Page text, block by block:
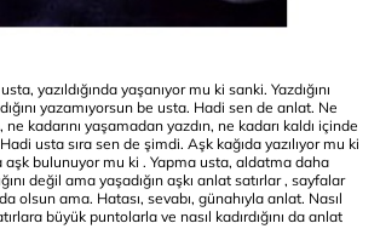
yazıldığında yaşanıyor mu ki sanki. Yazdığını
yazamıyorsun be usta. Hadi sen de anlat. Ne
ne kadarını yaşamadan yazdın, ne kadarı kaldı içinde
usta sıra sen de şimdi. Aşk kağıda yazılıyor mu ki
aşk bulunuyor mu ki . Yapma usta, aldatma daha
değil ama yaşadığın aşkı anlat satırlar , sayfalar
olsun ama. Hatası, sevabı, günahıyla anlat. Nasıl
büyük puntolarla ve nasıl kadırdığını da anlat